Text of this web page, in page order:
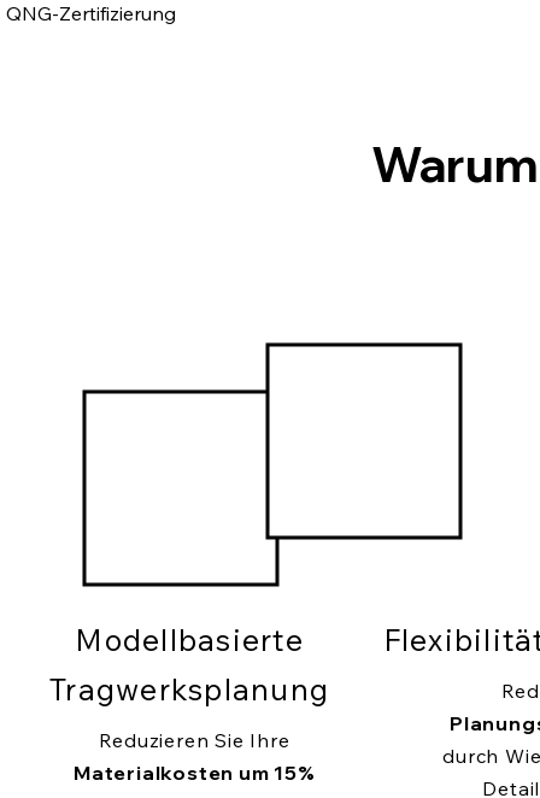
QNG-Zertifizierung
Modellbasierte
Tragwerksplanung
Reduzieren Sie Ihre
Materialkosten um 15%
durch